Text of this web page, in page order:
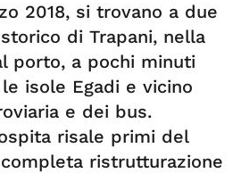
2018, si trovano a due
di Trapani, nella
porto, a pochi minuti
isole Egadi e vicino
e dei bus.
risale primi del
ristrutturazione